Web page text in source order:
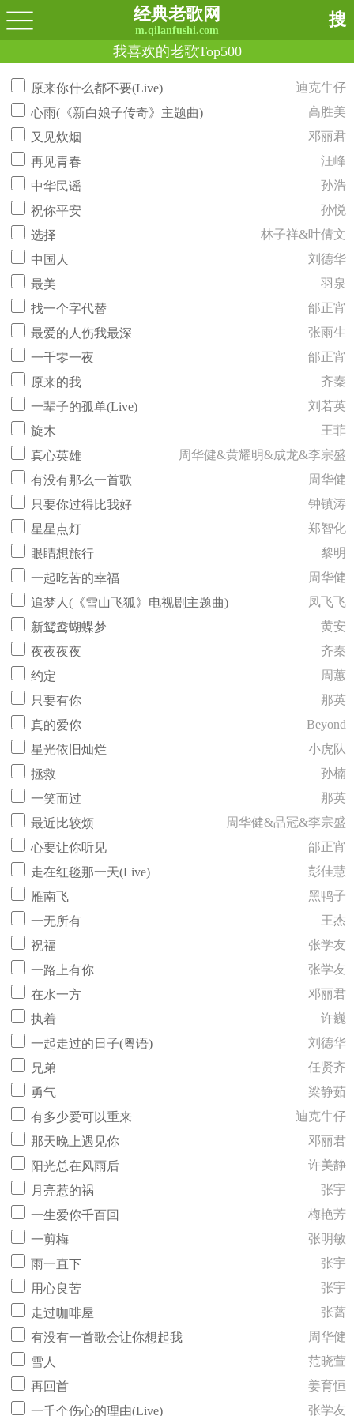
经典老歌网
m.qilanfushi.com
搜
我喜欢的老歌Top500
原来你什么都不要(Live)
迪克牛仔
心雨(《新白娘子传奇》主题曲)
高胜美
又见炊烟
邓丽君
再见青春
汪峰
中华民谣
孙浩
祝你平安
孙悦
选择
林子祥&叶倩文
中国人
刘德华
最美
羽泉
找一个字代替
邰正宵
最爱的人伤我最深
张雨生
一千零一夜
邰正宵
原来的我
齐秦
一辈子的孤单(Live)
刘若英
旋木
王菲
真心英雄
周华健&黄耀明&成龙&李宗盛
有没有那么一首歌
周华健
只要你过得比我好
钟镇涛
星星点灯
郑智化
眼睛想旅行
黎明
一起吃苦的幸福
周华健
追梦人(《雪山飞狐》电视剧主题曲)
凤飞飞
新鸳鸯蝴蝶梦
黄安
夜夜夜夜
齐秦
约定
周蕙
只要有你
那英
真的爱你
Beyond
星光依旧灿烂
小虎队
拯救
孙楠
一笑而过
那英
最近比较烦
周华健&品冠&李宗盛
心要让你听见
邰正宵
走在红毯那一天(Live)
彭佳慧
雁南飞
黑鸭子
一无所有
王杰
祝福
张学友
一路上有你
张学友
在水一方
邓丽君
执着
许巍
一起走过的日子(粤语)
刘德华
兄弟
任贤齐
勇气
梁静茹
有多少爱可以重来
迪克牛仔
那天晚上遇见你
邓丽君
阳光总在风雨后
许美静
月亮惹的祸
张宇
一生爱你千百回
梅艳芳
一剪梅
张明敏
雨一直下
张宇
用心良苦
张宇
走过咖啡屋
张蔷
有没有一首歌会让你想起我
周华健
雪人
范晓萱
再回首
姜育恒
一千个伤心的理由(Live)
张学友